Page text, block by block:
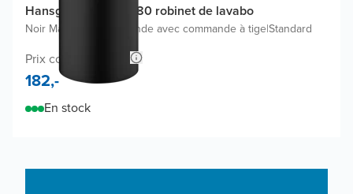
Hansgrohe Vivenis 80 robinet de lavabo
Noir Mat Inclus une bonde avec commande à tige|Standard
Prix conseillé 288,-
182,-
En stock